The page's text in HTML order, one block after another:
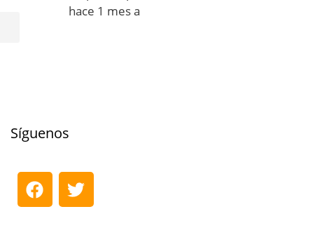
hace 1 mes a
Síguenos